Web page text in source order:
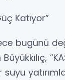
Katıyor”
bugünü
suyu